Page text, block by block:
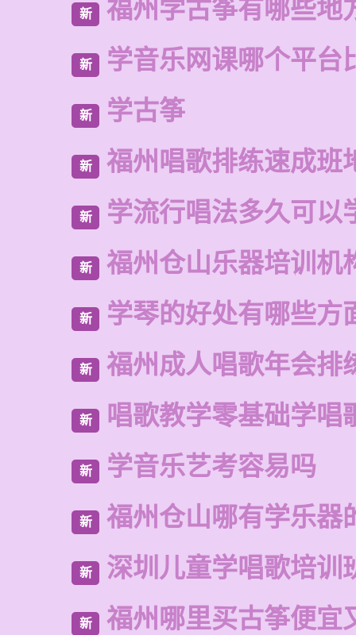
新 福州学古筝有哪些地
新 学音乐网课哪个平台
新 学古筝
新 福州唱歌排练速成班
新 学流行唱法多久可以
新 福州仓山乐器培训机
新 学琴的好处有哪些方
新 福州成人唱歌年会排
新 唱歌教学零基础学唱
新 学音乐艺考容易吗
新 福州仓山哪有学乐器
新 深圳儿童学唱歌培训
新 福州哪里买古筝便宜